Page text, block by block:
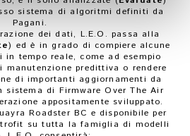
sistema di algoritmi definiti da
Pagani.
dei dati, L.E.O. passa alla
) ed è in grado di compiere alcune
in tempo reale, come ad esempio
manutenzione predittiva o rendere
di importanti aggiornamenti da
sistema di Firmware Over The Air
appositamente sviluppato.
Roadster BC e disponibile per
su tutta la famiglia di modelli